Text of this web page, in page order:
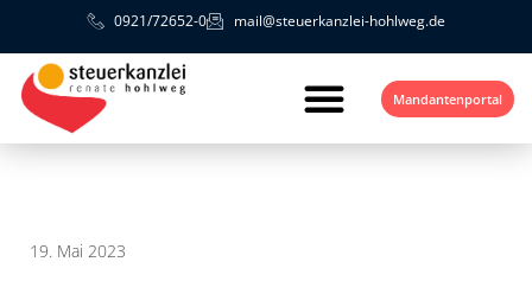
0921/72652-0 mail@steuerkanzlei-hohlweg.de
Mandantenportal
19. Mai 2023